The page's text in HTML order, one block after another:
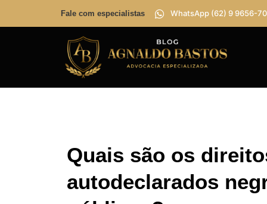
Fale com especialistas WhatsApp (62) 9 9656-
Quais são os
autodeclarados